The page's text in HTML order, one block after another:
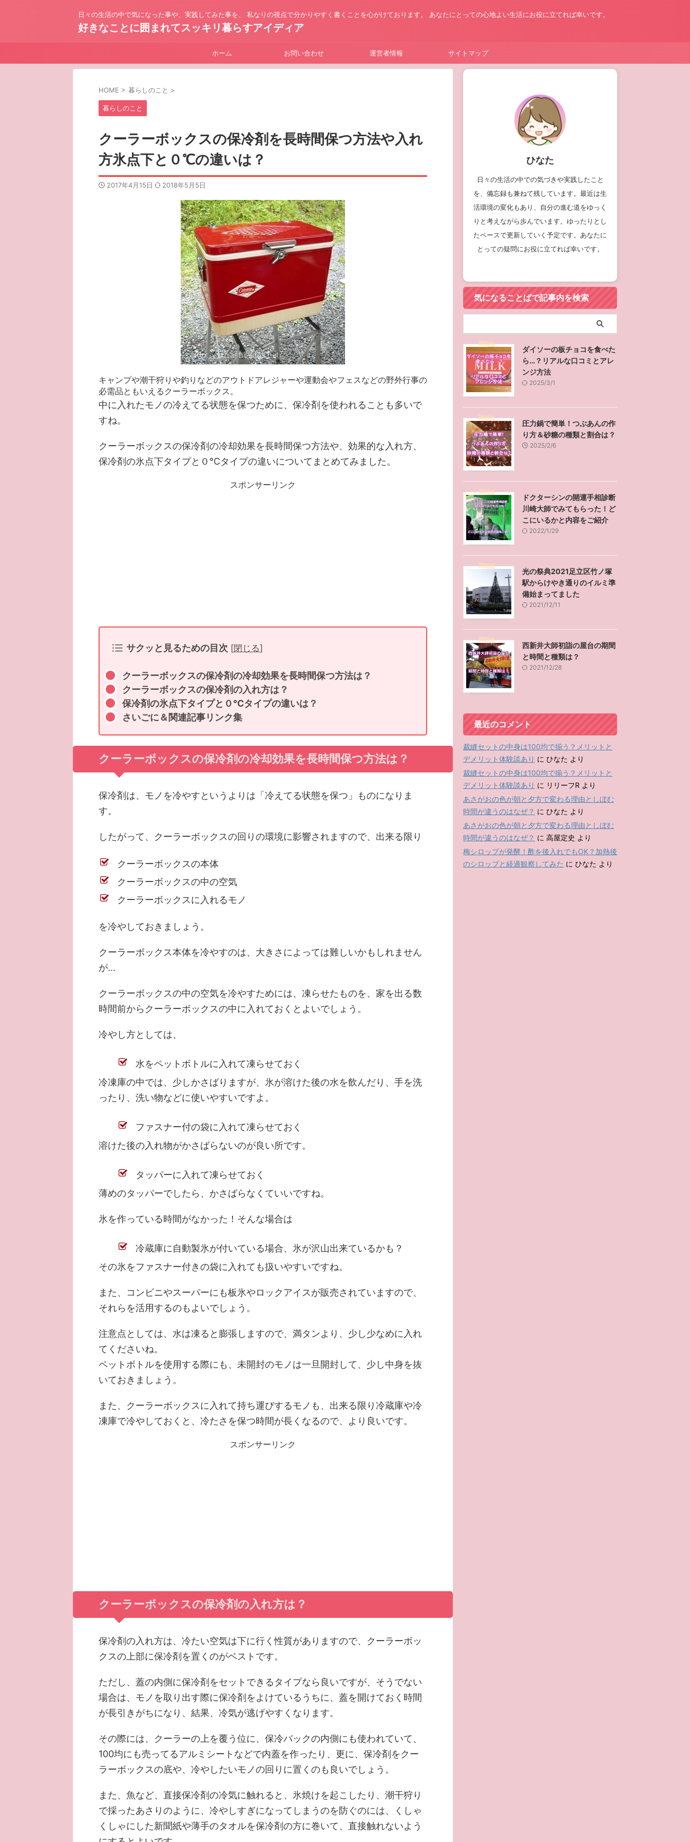
日々の生活の中で気になった事や、実践してみた事を、 私なりの視点で分かりやすく書くことを心がけております。 あなたにとっての心地よい生活にお役に立てれば幸いです。
好きなことに囲まれてスッキリ暮らすアイディア
ホーム お問い合わせ 運営者情報 サイトマップ
HOME > 暮らしのこと >
暮らしのこと
クーラーボックスの保冷剤を長時間保つ方法や入れ
方氷点下と０℃の違いは？
2017年4月15日 2018年5月5日
キャンプや潮干狩りや釣りなどのアウトドアレジャーや運動会やフェスなどの野外行事の
必需品ともいえるクーラーボックス。
中に入れたモノの冷えてる状態を保つために、保冷剤を使われることも多いで
すね。
クーラーボックスの保冷剤の冷却効果を長時間保つ方法や、効果的な入れ方、
保冷剤の氷点下タイプと０℃タイプの違いについてまとめてみました。
スポンサーリンク
サクッと見るための目次 [閉じる]
クーラーボックスの保冷剤の冷却効果を長時間保つ方法は？
クーラーボックスの保冷剤の入れ方は？
保冷剤の氷点下タイプと０℃タイプの違いは？
さいごに＆関連記事リンク集
クーラーボックスの保冷剤の冷却効果を長時間保つ方法は？
保冷剤は、モノを冷やすというよりは「冷えてる状態を保つ」ものになりま
す。
したがって、クーラーボックスの回りの環境に影響されますので、出来る限り
クーラーボックスの本体
クーラーボックスの中の空気
クーラーボックスに入れるモノ
を冷やしておきましょう。
クーラーボックス本体を冷やすのは、大きさによっては難しいかもしれません
が…
クーラーボックスの中の空気を冷やすためには、凍らせたものを、家を出る数
時間前からクーラーボックスの中に入れておくとよいでしょう。
冷やし方としては、
水をペットボトルに入れて凍らせておく
冷凍庫の中では、少しかさばりますが、氷が溶けた後の水を飲んだり、手を洗
ったり、洗い物などに使いやすいですよ。
ファスナー付の袋に入れて凍らせておく
溶けた後の入れ物がかさばらないのが良い所です。
タッパーに入れて凍らせておく
薄めのタッパーでしたら、かさばらなくていいですね。
氷を作っている時間がなかった！そんな場合は
冷蔵庫に自動製氷が付いている場合、氷が沢山出来ているかも？
その氷をファスナー付きの袋に入れても扱いやすいですね。
また、コンビニやスーパーにも板氷やロックアイスが販売されていますので、
それらを活用するのもよいでしょう。
注意点としては、水は凍ると膨張しますので、満タンより、少し少なめに入れ
てくださいね。
ペットボトルを使用する際にも、未開封のモノは一旦開封して、少し中身を抜
いておきましょう。
また、クーラーボックスに入れて持ち運びするモノも、出来る限り冷蔵庫や冷
凍庫で冷やしておくと、冷たさを保つ時間が長くなるので、より良いです。
スポンサーリンク
クーラーボックスの保冷剤の入れ方は？
保冷剤の入れ方は、冷たい空気は下に行く性質がありますので、クーラーボッ
クスの上部に保冷剤を置くのがベストです。
ただし、蓋の内側に保冷剤をセットできるタイプなら良いですが、そうでない
場合は、モノを取り出す際に保冷剤をよけているうちに、蓋を開けておく時間
が長引きがちになり、結果、冷気が逃げやすくなります。
その際には、クーラーの上を覆う位に、保冷バックの内側にも使われていて、
100均にも売ってるアルミシートなどで内蓋を作ったり、更に、保冷剤をクー
ラーボックスの底や、冷やしたいモノの回りに置くのも良いでしょう。
また、魚など、直接保冷剤の冷気に触れると、氷焼けを起こしたり、潮干狩り
で採ったあさりのように、冷やしすぎになってしまうのを防ぐのには、くしゃ
くしゃにした新聞紙や薄手のタオルを保冷剤の方に巻いて、直接触れないよう
ひなた
日々の生活の中での気づきや実践したこと
を、備忘録も兼ねて残しています。最近は生
活環境の変化もあり、自分の進む道をゆっく
りと考えながら歩んでいます。ゆったりとし
たペースで更新していく予定です。あなたに
とっての疑問にお役に立てれば幸いです。
気になることばで記事内を検索
ダイソーの板チョコを食べた
ら…？リアルな口コミとアレ
ンジ方法
2025/3/1
圧力鍋で簡単！つぶあんの作
り方＆砂糖の種類と割合は？
2025/2/6
ドクターシンの開運手相診断
川崎大師でみてもらった！ど
こにいるかと内容をご紹介
2022/1/29
光の祭典2021足立区竹ノ塚
駅からけやき通りのイルミ準
備始まってました
2021/12/11
西新井大師初詣の屋台の期間
と時間と種類は？
2021/12/28
最近のコメント
裁縫セットの中身は100均で揃う？メリットと
デメリット体験談あり に ひなた より
裁縫セットの中身は100均で揃う？メリットと
デメリット体験談あり に リリーフR より
あさがおの色が朝と夕方で変わる理由としぼむ
時間が違うのはなぜ？ に ひなた より
あさがおの色が朝と夕方で変わる理由としぼむ
時間が違うのはなぜ？ に 高屋定史 より
梅シロップが発酵！酢を後入れでもOK？加熱後
のシロップと経過観察してみた に ひなた より